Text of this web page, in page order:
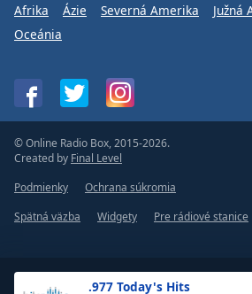
.977 Today's Hits
Afrika Ázie Severná Amerika Južná
Oceánia
© Online Radio Box, 2015-2026.
Created by Final Level
Podmienky
Ochrana súkromia
Spätná väzba
Widgety Pre rádiové stanice